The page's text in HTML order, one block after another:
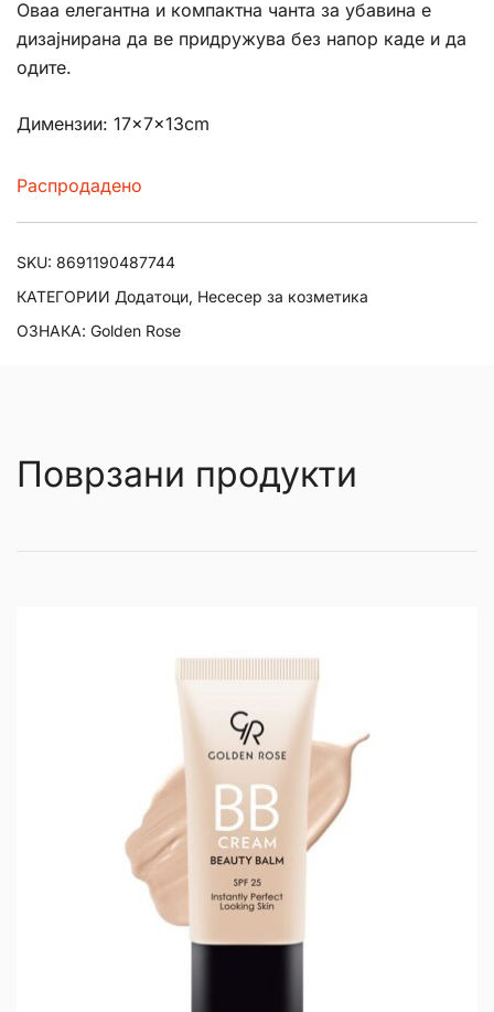
Оваа елегантна и компактна чанта за убавина е
дизајнирана да ве придружува без напор каде и да
одите.
Димензии: 17×7×13cm
Распродадено
SKU: 8691190487744
КАТЕГОРИИ Додатоци, Несесер за козметика
ОЗНАКА: Golden Rose
Поврзани продукти